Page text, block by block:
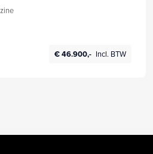
€ 46.900,- Incl. BTW